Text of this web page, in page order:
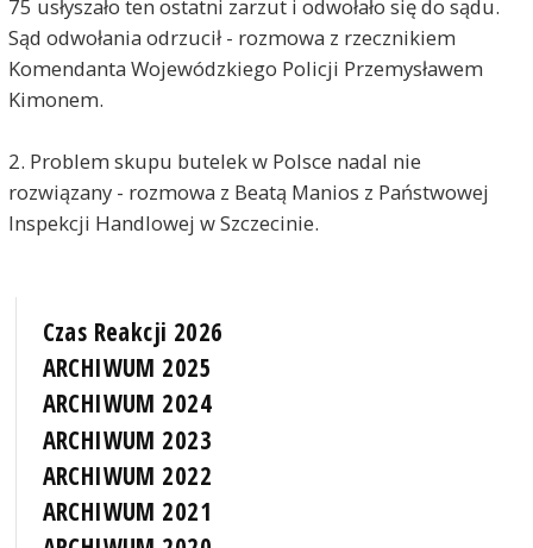
75 usłyszało ten ostatni zarzut i odwołało się do sądu.
Sąd odwołania odrzucił - rozmowa z rzecznikiem
Komendanta Wojewódzkiego Policji Przemysławem
Kimonem.
2. Problem skupu butelek w Polsce nadal nie
rozwiązany - rozmowa z Beatą Manios z Państwowej
Inspekcji Handlowej w Szczecinie.
Czas Reakcji 2026
ARCHIWUM 2025
ARCHIWUM 2024
ARCHIWUM 2023
ARCHIWUM 2022
ARCHIWUM 2021